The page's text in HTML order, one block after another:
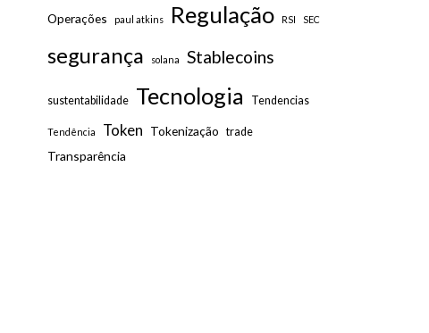
Operações paul atkins Regulação RSI SEC
segurança solana Stablecoins
sustentabilidade Tecnologia Tendencias
Tendência Token Tokenização trade
Transparência